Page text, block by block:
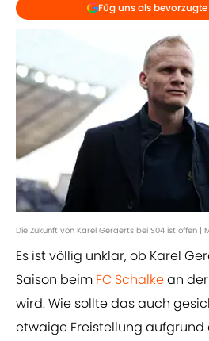
Füg uns als
Die Zukunft von Karel Geraerts bei S04 ist offen
Es ist völlig unklar, ob Karel
Saison beim FC Schalkean
wird. Wie sollte das auch
etwaige Freistellung